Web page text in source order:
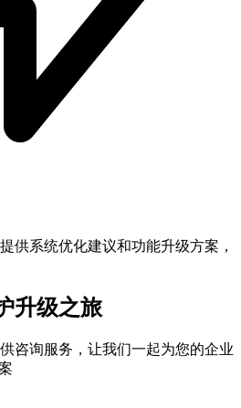
供系统优化建议和功能升级方案，
升级之旅
咨询服务，让我们一起为您的企业